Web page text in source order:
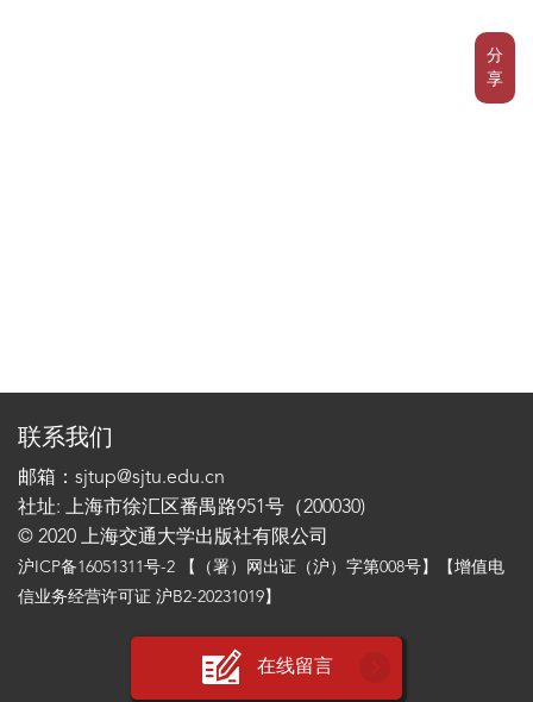
分
享
联系我们
邮箱：sjtup@sjtu.edu.cn
社址: 上海市徐汇区番禺路951号（200030)
© 2020 上海交通大学出版社有限公司
沪ICP备16051311号-2 【（署）网出证（沪）字第008号】【增值电
信业务经营许可证 沪B2-20231019】
在线留言